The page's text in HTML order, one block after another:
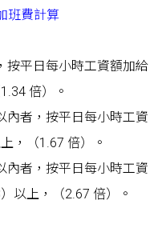
班費計算
按平日每小時工資額加給
倍）。
內者，按平日每小時工資
，（1.67 倍）。
內者，按平日每小時工資
以上，（2.67 倍）。